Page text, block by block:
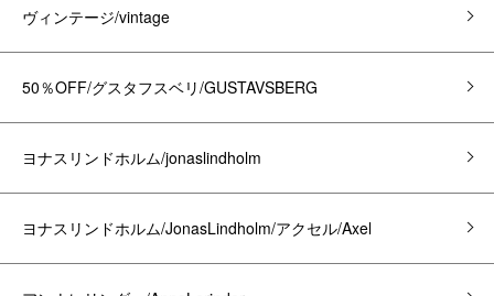
ヴィンテージ/vintage
50％OFF/グスタフスベリ/GUSTAVSBERG
ヨナスリンドホルム/jonaslindholm
ヨナスリンドホルム/JonasLindholm/アクセル/Axel